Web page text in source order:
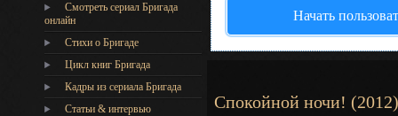
Смотреть сериал Бригада
онлайн
Стихи о Бригаде
Цикл книг Бригада
Кадры из сериала Бригада
Статьи & интервью
Начать
Спокойной ночи! (2012)